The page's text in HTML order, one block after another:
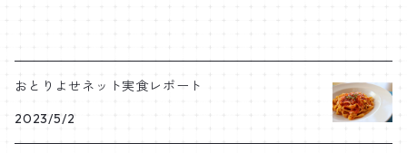
おとりよせネット実食レポート
2023/5/2